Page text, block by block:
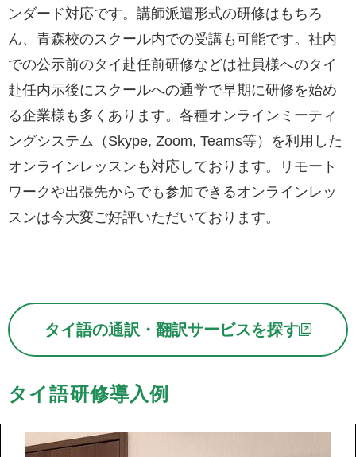
ンダード対応です。講師派遣形式の研修はもちろ
ん、青森校のスクール内での受講も可能です。社内
での公示前のタイ赴任前研修などは社員様へのタイ
赴任内示後にスクールへの通学で早期に研修を始め
る企業様も多くあります。各種オンラインミーティ
ングシステム（Skype, Zoom, Teams等）を利用した
オンラインレッスンも対応しております。リモート
ワークや出張先からでも参加できるオンラインレッ
スンは今大変ご好評いただいております。
タイ語の通訳・翻訳サービスを探す
タイ語研修導入例